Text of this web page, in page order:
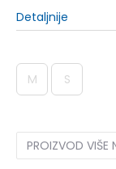
Detaljnije
M S
PROIZVOD VIŠE